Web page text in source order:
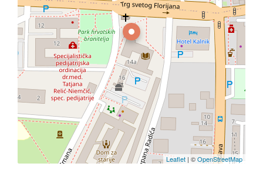
Leaflet | ©OpenStreetMap